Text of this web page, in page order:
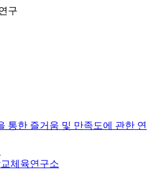
구
통한 즐거움 및 만족도에 관한 연
체육연구소